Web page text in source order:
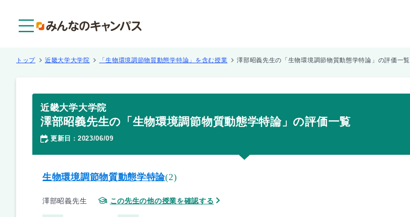
トップ 近畿大学大学院 「生物環境調節物質動態学特論」を含む授業 澤部昭義先生の「生物環境調節物質動態学特論」の評価一覧
近畿大学大学院
澤部昭義先生の「生物環境調節物質動態学特論」の評価一覧
更新日 ： 2023/06/09
生物環境調節物質動態学特論(2)
澤部昭義先生 この先生の他の授業を確認する